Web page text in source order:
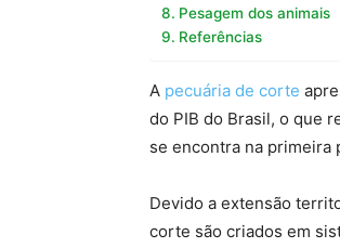
Pesagem dos animais
Referências
A pecuária de corte
do PIB do Brasil, o que
se encontra na primeira
Devido a extensão
corte são criados em